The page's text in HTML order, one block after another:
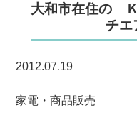
大和市在住の
チエ
2012.07.19
家電・商品販売